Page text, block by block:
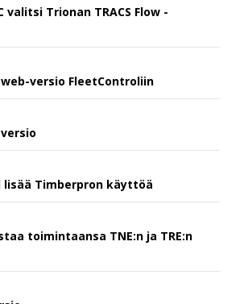
valitsi Trionan TRACS Flow -
versio FleetControliin
lisää Timberpron käyttöä
toimintaansa TNE:n ja TRE:n